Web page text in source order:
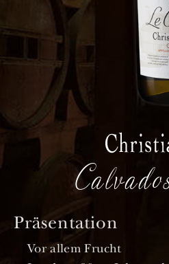
Präsentation
Vor allem Frucht